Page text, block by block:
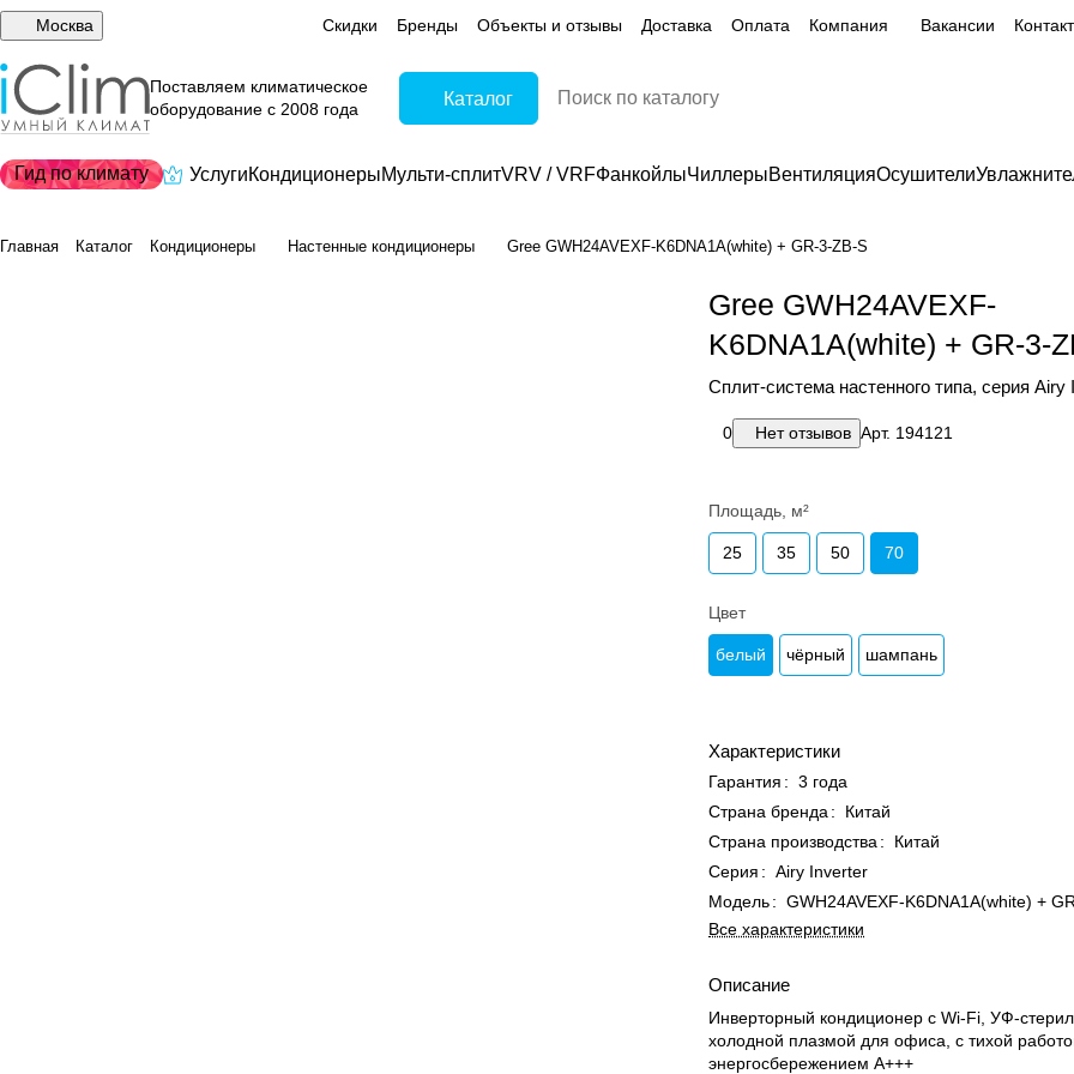
Москва Скидки Бренды Объекты и отзывы Доставка Оплата Компания Вакансии
Поставляем климатическое
оборудование с 2008 года
Каталог
Гид по климату УслугиКондиционерыМульти-сплитVRV / VRFФанкойлыЧиллерыВентиляцияОсушители
Главная Каталог Кондиционеры Настенные кондиционеры Gree GWH24AVEXF-K6DNA1A(white) + GR-3-ZB-S
Gree GWH24AVEXF-
K6DNA1A(white) + GR-3-
Сплит-система настенного типа, серия Airy
0 Нет отзывов Арт. 194121
Площадь, м²
25 35 50 70
Цвет
белый чёрный шампань
Характеристики
Гарантия : 3 года
Страна бренда :
Китай
Страна производства :
Китай
Серия : Airy Inverter
Модель: GWH24AVEXF-K6DNA1A(white) +
Все характеристики
Описание
Инверторный кондиционер с Wi-Fi, УФ-
холодной плазмой для офиса, с тихой
энергосбережением A+++